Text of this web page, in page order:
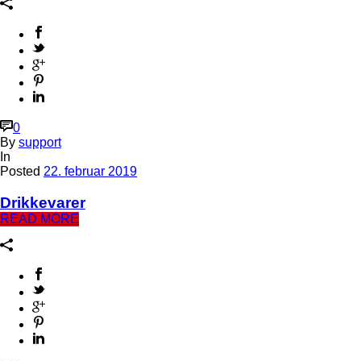
0
By support
In
Posted 22. februar 2019
Drikkevarer
READ MORE